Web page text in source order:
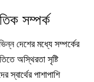
সম্পর্ক
দেশের মধ্যে সম্পর্কের
অস্থিরতা সৃষ্টি
পাশাপাশি